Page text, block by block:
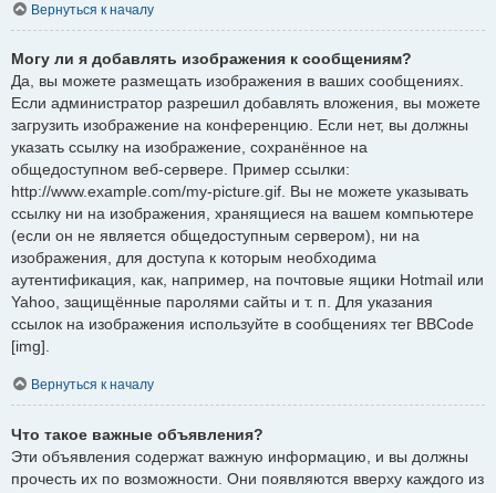
Вернуться к началу
Могу ли я добавлять изображения к сообщениям?
Да, вы можете размещать изображения в ваших сообщениях.
Если администратор разрешил добавлять вложения, вы можете
загрузить изображение на конференцию. Если нет, вы должны
указать ссылку на изображение, сохранённое на
общедоступном веб-сервере. Пример ссылки:
http://www.example.com/my-picture.gif. Вы не можете указывать
ссылку ни на изображения, хранящиеся на вашем компьютере
(если он не является общедоступным сервером), ни на
изображения, для доступа к которым необходима
аутентификация, как, например, на почтовые ящики Hotmail или
Yahoo, защищённые паролями сайты и т. п. Для указания
ссылок на изображения используйте в сообщениях тег BBCode
[img].
Вернуться к началу
Что такое важные объявления?
Эти объявления содержат важную информацию, и вы должны
прочесть их по возможности. Они появляются вверху каждого из